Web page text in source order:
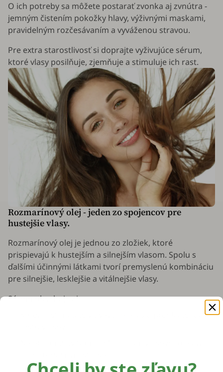
O ich potreby sa môžete postarať zvonka aj zvnútra -
jemným čistením pokožky hlavy, výživnými maskami,
pravidelným rozčesávaním a vyváženou stravou.
Pre extra starostlivosť si doprajte vyživujúce sérum,
ktoré vlasy posilňuje, zjemňuje a stimuluje ich rast.
Rozmarínový olej - jeden zo spojencov pre
hustejšie vlasy.
Rozmarínový olej je jednou zo zložiek, ktoré
prispievajú k hustejším a silnejším vlasom. Spolu s
ďalšími účinnými látkami tvorí premyslenú kombináciu
pre silnejšie, lesklejšie a vitálnejšie vlasy.
Sérum obsahuje aj:
Kofeín - stimuluje vlasové folikuly a predlžuje fázu